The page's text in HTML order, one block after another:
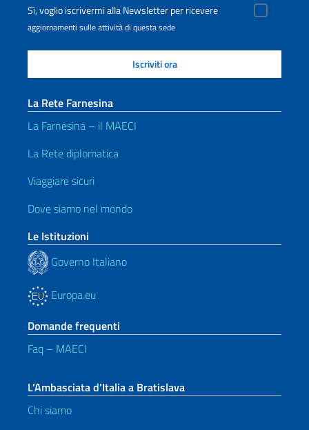
Sì, voglio iscrivermi alla Newsletter per ricevere
aggiornamenti sulle attività di questa sede
La Rete Farnesina
La Farnesina – il MAECI
La Rete diplomatica
Viaggiare sicuri
Dove siamo nel mondo
Le Istituzioni
Governo Italiano
Europa.eu
Domande frequenti
Faq – MAECI
L’Ambasciata d’Italia a Bratislava
Chi siamo